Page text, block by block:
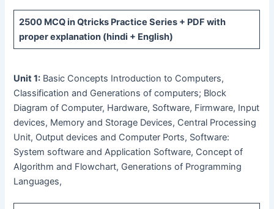
2500 MCQin Qtricks Practice Series + PDF with
proper explanation (hindi + English)
Unit 1: Basic Concepts Introduction to Computers,
Classification and Generations of computers; Block
Diagram of Computer, Hardware, Software, Firmware, Input
devices, Memory and Storage Devices, Central Processing
Unit, Output devices and Computer Ports, Software:
System software and Application Software, Concept of
Algorithm and Flowchart, Generations of Programming
Languages,